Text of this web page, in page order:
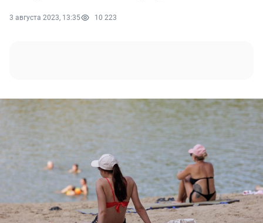
3 августа 2023, 13:35 10 223